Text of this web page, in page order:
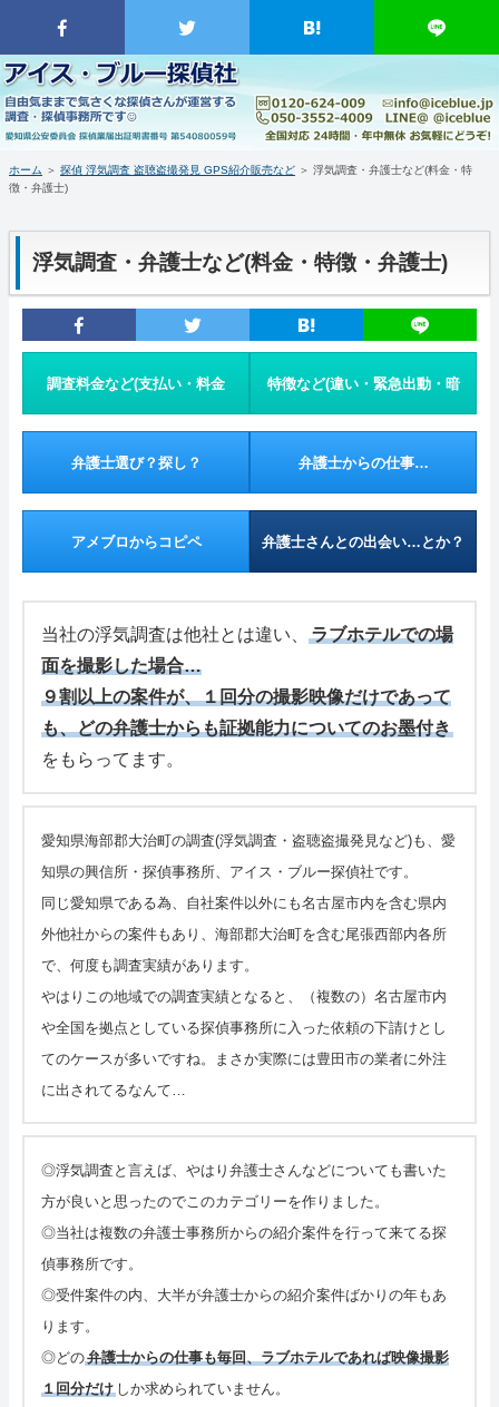
撮影、盗聴盗撮発見、ＧＰＳ端末販売｜臨機応変・柔軟対応、日時指定不要・緊急出動、依頼者同行｜消費税・着手金無
ホーム
当事務所について（はじめに・事務所概要）
調査料金など(支払い・料金表・事例)
浮気調査・弁護士(料金・特徴・弁護士)
盗聴器・盗撮器発見(料金・機材など)
お問い合わせ・調査の流れ
さいごに
特定商取引表記・プライバシーポリシー
ご連絡(電話,メール,ブログ,SNS)
カテゴリーメニュー
サイトマップ
ホーム ＞ 探偵 浮気調査 盗聴盗撮発見 GPS紹介販売など ＞ 浮気調査・弁護士など(料金・特
徴・弁護士)
浮気調査・弁護士など(料金・特徴・弁護士)
調査料金など(支払い・料金 特徴など(違い・緊急出動・暗
弁護士選び？探し？
弁護士からの仕事…
アメブロからコピペ 弁護士さんとの出会い…とか？
当社の浮気調査は他社とは違い、
ラブホテルでの場
面を撮影した場合…
９割以上の案件が、１回分の撮影映像だけであって
も、どの弁護士からも証拠能力についてのお墨付き
をもらってます。
愛知県海部郡大治町の調査(浮気調査・盗聴盗撮発見など)も、愛
知県の興信所・探偵事務所、アイス・ブルー探偵社です。
同じ愛知県である為、自社案件以外にも名古屋市内を含む県内
外他社からの案件もあり、海部郡大治町を含む尾張西部内各所
で、何度も調査実績があります。
やはりこの地域での調査実績となると、（複数の）名古屋市内
や全国を拠点としている探偵事務所に入った依頼の下請けとし
てのケースが多いですね。まさか実際には豊田市の業者に外注
に出されてるなんて…
◎浮気調査と言えば、やはり弁護士さんなどについても書いた
方が良いと思ったのでこのカテゴリーを作りました。
◎当社は複数の弁護士事務所からの紹介案件を行って来てる探
偵事務所です。
◎受件案件の内、大半が弁護士からの紹介案件ばかりの年もあ
ります。
◎どの弁護士からの仕事も毎回、ラブホテルであれば映像撮影
１回分だけ しか求められていません。